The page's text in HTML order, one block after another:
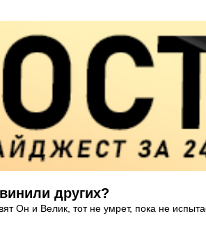
других?
Он и Велик, тот не умрет, пока не